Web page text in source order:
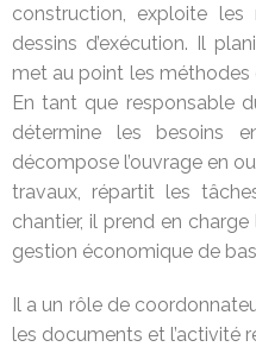
construction, exploite
dessins d’exécution. Il
met au point les
En tant que responsable
détermine les besoins
décompose l’ouvrage en
travaux, répartit les
chantier, il prend en
gestion économique de
Il a un rôle de
les documents et l’activité